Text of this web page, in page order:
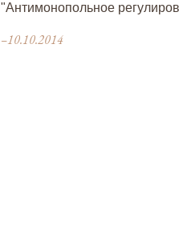
"Антимонопольное
–10.10.2014